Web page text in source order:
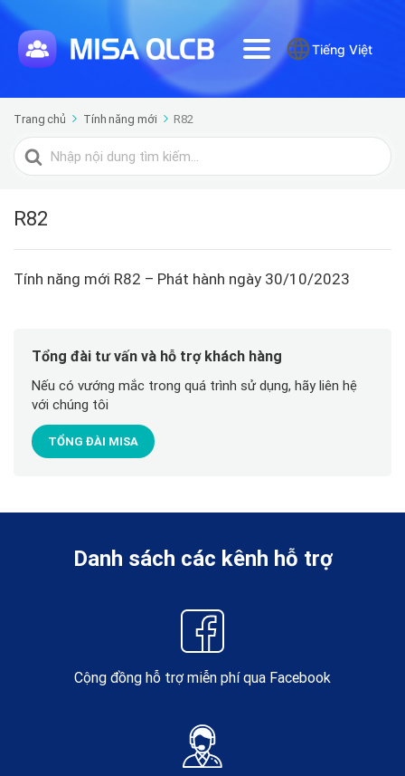
Tiếng Việt
Trang chủ Tính năng mới R82
Tìm
kiếm
R82
Tính năng mới R82 – Phát hành ngày 30/10/2023
Tổng đài tư vấn và hỗ trợ khách hàng
Nếu có vướng mắc trong quá trình sử dụng, hãy liên hệ
với chúng tôi
TỔNG ĐÀI MISA
Danh sách các kênh hỗ trợ
Cộng đồng hỗ trợ miễn phí qua Facebook